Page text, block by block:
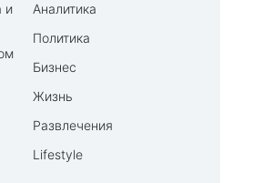
и
Аналитика
Политика
Бизнес
Жизнь
Развлечения
Lifestyle